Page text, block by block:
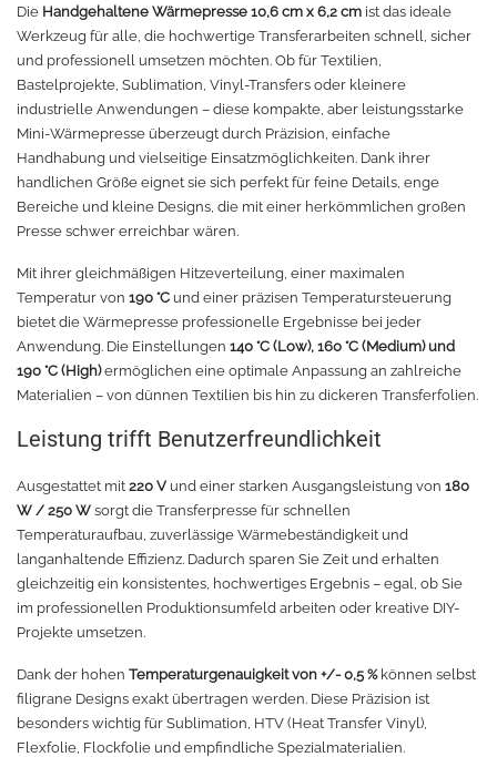
Antigraffiti-Folie
Tafelfolie
Verschiedene Spezialfolien
Textilfolie
Übersicht
Chemica Firstmark
Chemica Hotmark
Chemica Holograflex
Chemica Upperflok
Chemica Galaxy
Chemica Sunmark
Chemica Printbar
Chemica Reflex
Montagewerkzeug
Trommeln
Schaber
Verschiedenes
Griffe
Schnellspanner
Taschen und Kisten
Ausstattung für Taschen
Werkzeugtasche
Handgelenktasche
Werkzeugkasten
Reinigung
Tücher
Die Handgehaltene Wärmepresse 10,6 cm x 6,2 cm ist das ideale
Werkzeug für alle, die hochwertige Transferarbeiten schnell, sicher
und professionell umsetzen möchten. Ob für Textilien,
Bastelprojekte, Sublimation, Vinyl-Transfers oder kleinere
industrielle Anwendungen – diese kompakte, aber leistungsstarke
Mini-Wärmepresse überzeugt durch Präzision, einfache
Handhabung und vielseitige Einsatzmöglichkeiten. Dank ihrer
handlichen Größe eignet sie sich perfekt für feine Details, enge
Bereiche und kleine Designs, die mit einer herkömmlichen großen
Presse schwer erreichbar wären.
Mit ihrer gleichmäßigen Hitzeverteilung, einer maximalen
Temperatur von 190 °C und einer präzisen Temperatursteuerung
bietet die Wärmepresse professionelle Ergebnisse bei jeder
Anwendung. Die Einstellungen 140 °C (Low), 160 °C (Medium) und
190 °C (High)ermöglichen eine optimale Anpassung an zahlreiche
Materialien – von dünnen Textilien bis hin zu dickeren Transferfolien.
Leistung trifft Benutzerfreundlichkeit
Ausgestattet mit 220 Vund einer starken Ausgangsleistung von 180
W / 250 W sorgt die Transferpresse für schnellen
Temperaturaufbau, zuverlässige Wärmebeständigkeit und
langanhaltende Effizienz. Dadurch sparen Sie Zeit und erhalten
gleichzeitig ein konsistentes, hochwertiges Ergebnis – egal, ob Sie
im professionellen Produktionsumfeld arbeiten oder kreative DIY-
Projekte umsetzen.
Dank der hohen Temperaturgenauigkeit von +/- 0,5 %können selbst
filigrane Designs exakt übertragen werden. Diese Präzision ist
besonders wichtig für Sublimation, HTV (Heat Transfer Vinyl),
Flexfolie, Flockfolie und empfindliche Spezialmaterialien.